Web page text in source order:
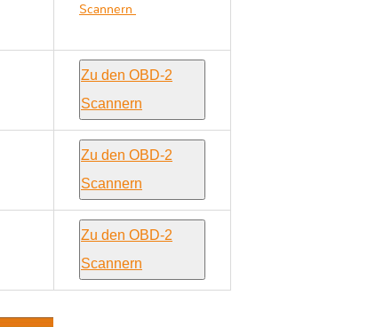
Scannern
Zu den OBD-2
Scannern
Zu den OBD-2
Scannern
Zu den OBD-2
Scannern